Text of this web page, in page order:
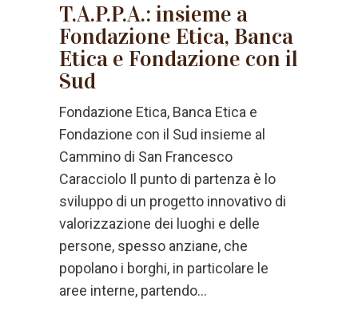
T.A.P.P.A.: insieme a
Fondazione Etica, Banca
Etica e Fondazione con il
Sud
Fondazione Etica, Banca Etica e
Fondazione con il Sud insieme al
Cammino di San Francesco
Caracciolo Il punto di partenza è lo
sviluppo di un progetto innovativo di
valorizzazione dei luoghi e delle
persone, spesso anziane, che
popolano i borghi, in particolare le
aree interne, partendo...